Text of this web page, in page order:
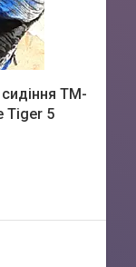
TM-
Tiger 5